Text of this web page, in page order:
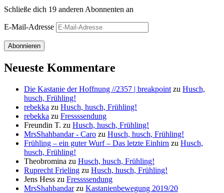
Schließe dich 19 anderen Abonnenten an
E-Mail-Adresse
Abonnieren
Neueste Kommentare
Die Kastanie der Hoffnung //2357 | breakpoint zu Husch,
husch, Frühling!
rebekka zu Husch, husch, Frühling!
rebekka zu Fressssendung
Freundin T. zu Husch, husch, Frühling!
MrsShahbandar - Caro zu Husch, husch, Frühling!
Frühling – ein guter Wurf – Das letzte Einhirn zu Husch,
husch, Frühling!
Theobromina zu Husch, husch, Frühling!
Ruprecht Frieling zu Husch, husch, Frühling!
Jens Hess zu Fressssendung
MrsShahbandarzu Kastanienbewegung 2019/20